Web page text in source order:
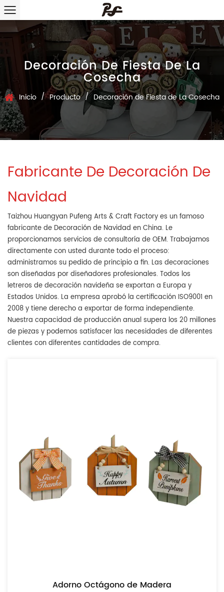
Decoración De Fiesta De La
Cosecha
Inicio / Producto / Decoración de Fiesta de La Cosecha
Fabricante De Decoración De
Navidad
Taizhou Huangyan Pufeng Arts & Craft Factory es un famoso
fabricante de Decoración de Navidad en China. Le
proporcionamos servicios de consultoría de OEM. Trabajamos
directamente con usted durante todo el proceso:
administramos su pedido de principio a fin. Las decoraciones
son diseñadas por diseñadores profesionales. Todos los
letreros de decoración navideña se exportan a Europa y
Estados Unidos. La empresa aprobó la certificación ISO9001 en
2008 y tiene derecho a exportar de forma independiente.
Nuestra capacidad de producción anual supera los 20 millones
de piezas y podemos satisfacer las necesidades de diferentes
clientes con diferentes cantidades de compra.
Adorno Octágono de Madera